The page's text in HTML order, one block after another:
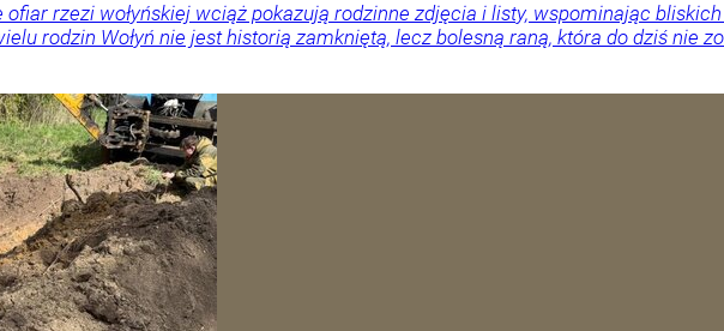
ofiar rzezi wołyńskiej wciąż pokazują rodzinne zdjęcia i listy, wspominając
rodzin Wołyń nie jest historią zamkniętą, lecz bolesną raną, która do dziś nie